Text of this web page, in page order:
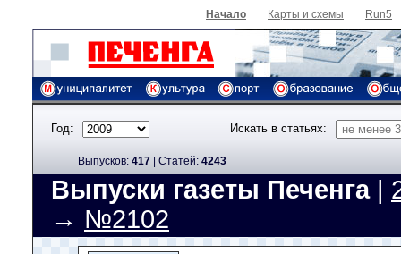
Начало Карты и схемы Run5
Год: Искать в статьях:
Выпусков: 417 | Cтатей: 4243
Выпуски газеты Печенга|
→ №2102